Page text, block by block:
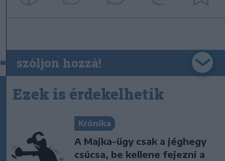
szóljon hozzá!
Ezek is érdekelhetik
Krónika
A Majka-ügy csak a jéghegy
csúcsa, be kellene fejezni a